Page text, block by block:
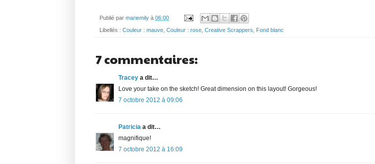
Publié par mariemily à 06:00
Libellés : Couleur : mauve Couleur : rose Creative Scrappers Fond blanc
7 commentaires:
Tracey a dit…
Love your take on the sketch! Great dimension on this layout! Gorgeous!
7 octobre 2012 à 09:06
Patricia a dit…
magnifique!
7 octobre 2012 à 16:09